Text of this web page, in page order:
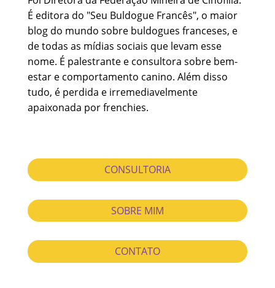
É editora do "Seu Buldogue Francês", o maior
blog do mundo sobre buldogues franceses, e
de todas as mídias sociais que levam esse
nome. É palestrante e consultora sobre bem-
estar e comportamento canino. Além disso
tudo, é perdida e irremediavelmente
apaixonada por frenchies.
CONSULTORIA
SOBRE MIM
CONTATO